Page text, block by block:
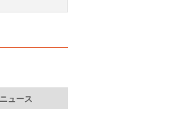
ニュース